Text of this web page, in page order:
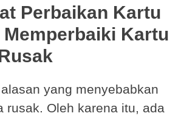
Perbaikan Kartu
Memperbaiki Kartu
yang menyebabkan
rusak. Oleh karena itu, ada